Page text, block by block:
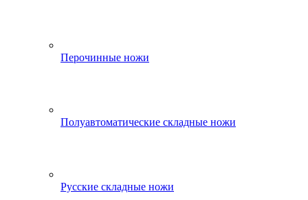
Перочинные ножи
Полуавтоматические складные ножи
Русские складные ножи